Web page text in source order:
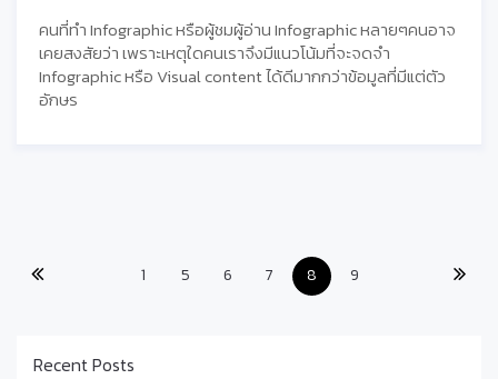
คนที่ทำ Infographic หรือผู้ชมผู้อ่าน Infographic หลายๆคนอาจ
เคยสงสัยว่า เพราะเหตุใดคนเราจึงมีแนวโน้มที่จะจดจำ
Infographic หรือ Visual content ได้ดีมากกว่าข้อมูลที่มีแต่ตัว
อักษร
1 5 6 7 8 9
Recent Posts